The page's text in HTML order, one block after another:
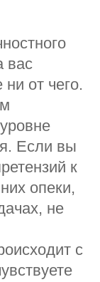
вас
от чего.
Если вы
к
опеки,
не
с